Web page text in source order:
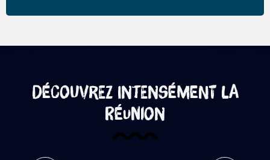
Balade en bord de rivière
Réserver
Découvrez intensément La
Réunion